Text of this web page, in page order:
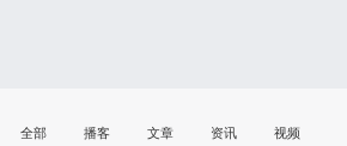
全部 播客 文章 资讯 视频